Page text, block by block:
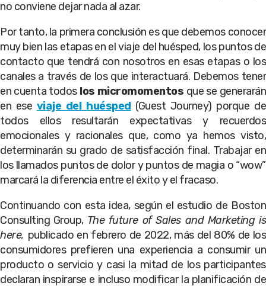
no conviene dejar nada al azar.
Por tanto, la primera conclusión es que debemos conocer
muy bien las etapas en el viaje del huésped, los puntos de
contacto que tendrá con nosotros en esas etapas o los
canales a través de los que interactuará. Debemos tener
en cuenta todos los micromomentos que se generarán
en ese viaje del huésped (Guest Journey) porque de
todos ellos resultarán expectativas y recuerdos
emocionales y racionales que, como ya hemos visto,
determinarán su grado de satisfacción final. Trabajar en
los llamados puntos de dolor y puntos de magia o “wow”
marcará la diferencia entre el éxito y el fracaso.
Continuando con esta idea, según el estudio de Boston
Consulting Group, The future of Sales and Marketing is
here, publicado en febrero de 2022, más del 80% de los
consumidores prefieren una experiencia a consumir un
producto o servicio y casi la mitad de los participantes
declaran inspirarse e incluso modificar la planificación de